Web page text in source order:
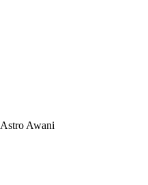
Astro Awani